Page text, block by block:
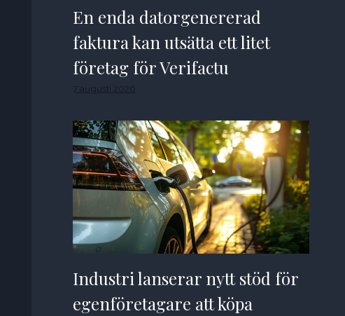
En enda datorgenererad
faktura kan utsätta ett litet
företag för Verifactu
7 augusti 2026
Industri lanserar nytt stöd för
egenföretagare att köpa